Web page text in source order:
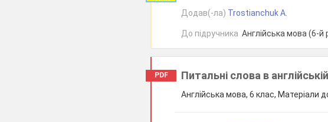
Додав(-ла) Trostianchuk A.
До підручника Англійська мова (6-й
PDF Питальні слова в
Англійська мова, 6 клас, Матеріали